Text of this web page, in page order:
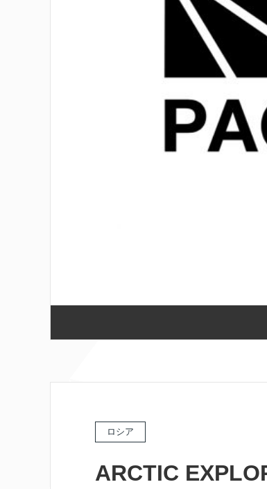
ロシア
ARCTIC